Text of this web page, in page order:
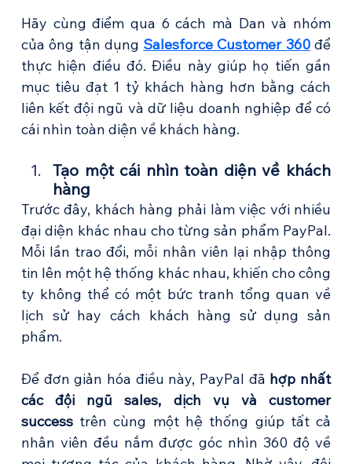
Hãy cùng điểm qua 6 cách mà Dan và nhóm
của ông tận dụng Salesforce Customer 360 để
thực hiện điều đó. Điều này giúp họ tiến gần
mục tiêu đạt 1 tỷ khách hàng hơn bằng cách
liên kết đội ngũ và dữ liệu doanh nghiệp để có
cái nhìn toàn diện về khách hàng.
Tạo một cái nhìn toàn diện về khách
hàng
Trước đây, khách hàng phải làm việc với nhiều
đại diện khác nhau cho từng sản phẩm PayPal.
Mỗi lần trao đổi, mỗi nhân viên lại nhập thông
tin lên một hệ thống khác nhau, khiến cho công
ty không thể có một bức tranh tổng quan về
lịch sử hay cách khách hàng sử dụng sản
phẩm.
Để đơn giản hóa điều này, PayPal đã hợp nhất
các đội ngũ sales, dịch vụ và customer
success trên cùng một hệ thống giúp tất cả
nhân viên đều nắm được góc nhìn 360 độ về